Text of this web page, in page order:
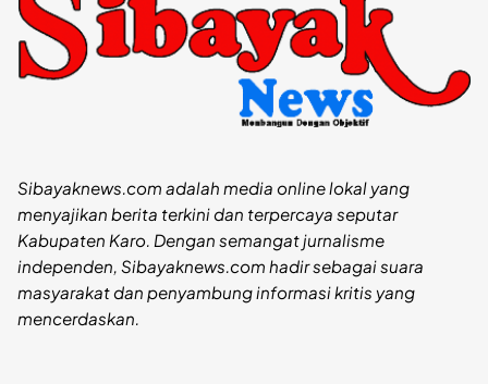
Sibayaknews.com adalah media online lokal yang
menyajikan berita terkini dan terpercaya seputar
Kabupaten Karo. Dengan semangat jurnalisme
independen, Sibayaknews.com hadir sebagai suara
masyarakat dan penyambung informasi kritis yang
mencerdaskan.